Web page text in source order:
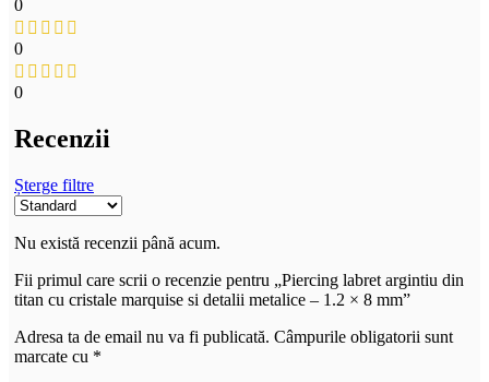
0
0
0
Recenzii
Șterge filtre
Nu există recenzii până acum.
Fii primul care scrii o recenzie pentru „Piercing labret argintiu din
titan cu cristale marquise si detalii metalice – 1.2 × 8 mm”
Adresa ta de email nu va fi publicată. Câmpurile obligatorii sunt
marcate cu *